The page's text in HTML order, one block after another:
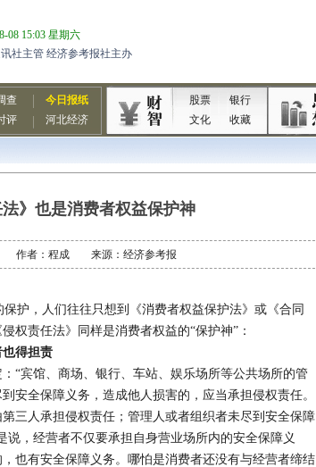
法》也是消费者权益保护神
作者：程成 来源：经济参考报
护，人们往往只想到《消费者权益保护法》或《合同
权责任法》同样是消费者权益的“保护神”：
得担责
宾馆、商场、银行、车站、娱乐场所等公共场所的管
安全保障义务，造成他人损害的，应当承担侵权责任。
三人承担侵权责任；管理人或者组织者未尽到安全保障
说，经营者不仅要承担自身营业场所内的安全保障义
也有安全保障义务。哪怕是消费者还没有与经营者缔结